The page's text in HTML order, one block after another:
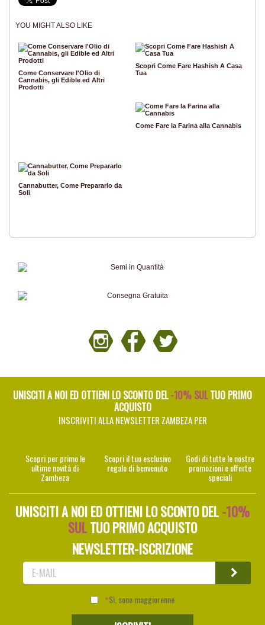
YOU MIGHT ALSO LIKE
Come Conservare l'Olio di
Cannabis, gli Edible ed Altri
Prodotti
Scopri Come Fare Hashish A Casa
Tua
Come Fare la Farina alla Cannabis
Cannabutter, Come Prepararlo da
Soli
UNISCITI A NOI ED OTTIENI LO SCONTO DEL-10% SULTUO PRIMO
ACQUISTO
INSCRIVITI ALLA NEWSLETTER ZAMBEZA PER
Scopri per primo le
ultime novità di
Zambeza
Scopri il tuo esclusivo
regalo di benvenuto
Godi di tutte le nostre
promozioni e offerte
speciali
UNISCITI A NOI ED OTTIENI LO SCONTO DEL-10%
SULTUO PRIMO ACQUISTO
NEWSLETTER-ISCRIZIONE
Sì, sono maggiorenne